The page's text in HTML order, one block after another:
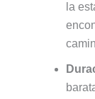
la